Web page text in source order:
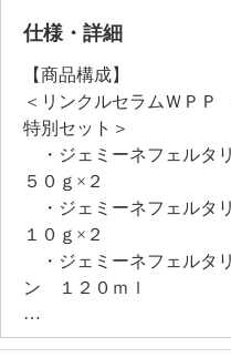
分ナイアシンアミド、グ
抑え、しみ、そばかすを
性肌、肌をひきしめる、
に保つ、皮膚にうるおい
皮膚の乾燥を防ぐ効能効
液・１５ｍｌサイズのセッ
薬用美容液クリーム、化
目立たなくします（※効能
【ジェミーネフェルタリ
用美容液クリーム）】
ショップチャンネルでは
５０ｇはその２．５倍サイ
仕様・詳細
【商品構成】
＜リンクルセラムＷＰ
特別セット＞
・ジェミーネフェルタ
５０ｇ×２
・ジェミーネフェルタ
１０ｇ×２
・ジェミーネフェルタ
ン １２０ｍｌ
・ジェミーネフェルタ
０＋Ｗ＆ＥＩＩ １５ｍ